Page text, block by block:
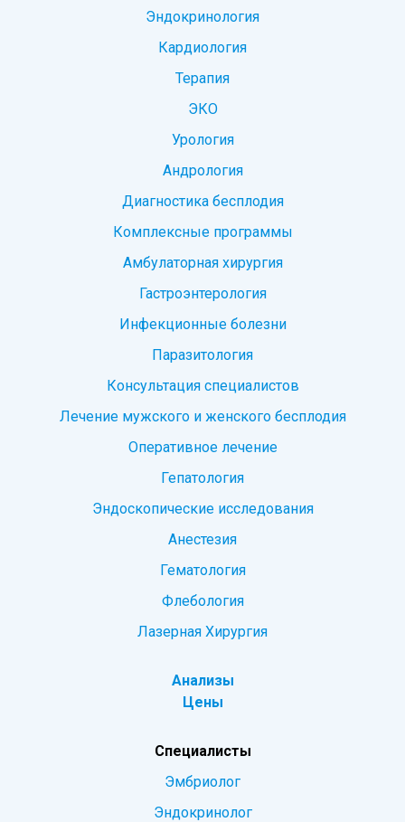
Эндокринология
Кардиология
Терапия
ЭКО
Урология
Андрология
Диагностика бесплодия
Комплексные программы
Амбулаторная хирургия
Гастроэнтерология
Инфекционные болезни
Паразитология
Консультация специалистов
Лечение мужского и женского бесплодия
Оперативное лечение
Гепатология
Эндоскопические исследования
Анестезия
Гематология
Флебология
Лазерная Хирургия
Анализы
Цены
Специалисты
Эмбриолог
Эндокринолог